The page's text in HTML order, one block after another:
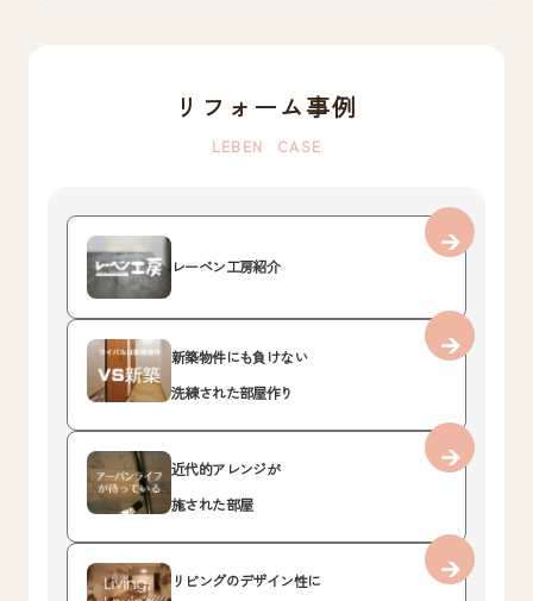
リフォーム事例
LEBEN CASE
レーベン工房紹介
新築物件にも負けない
洗練された部屋作り
近代的アレンジが
施された部屋
リビングのデザイン性に